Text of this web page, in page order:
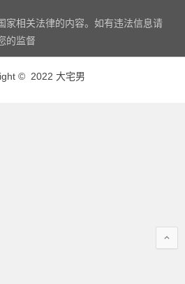
家相关法律的内容。如有违法信息请
的监督
© 2022 大宅男